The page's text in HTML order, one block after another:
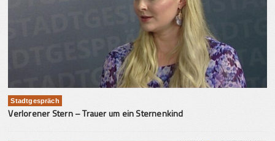
Stadtgespräch
Verlorener Stern – Trauer um ein Sternenkind